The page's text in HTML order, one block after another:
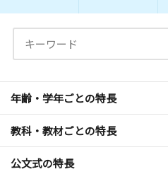
年齢・学年ごとの特長
教科・教材ごとの特長
公文式の特長